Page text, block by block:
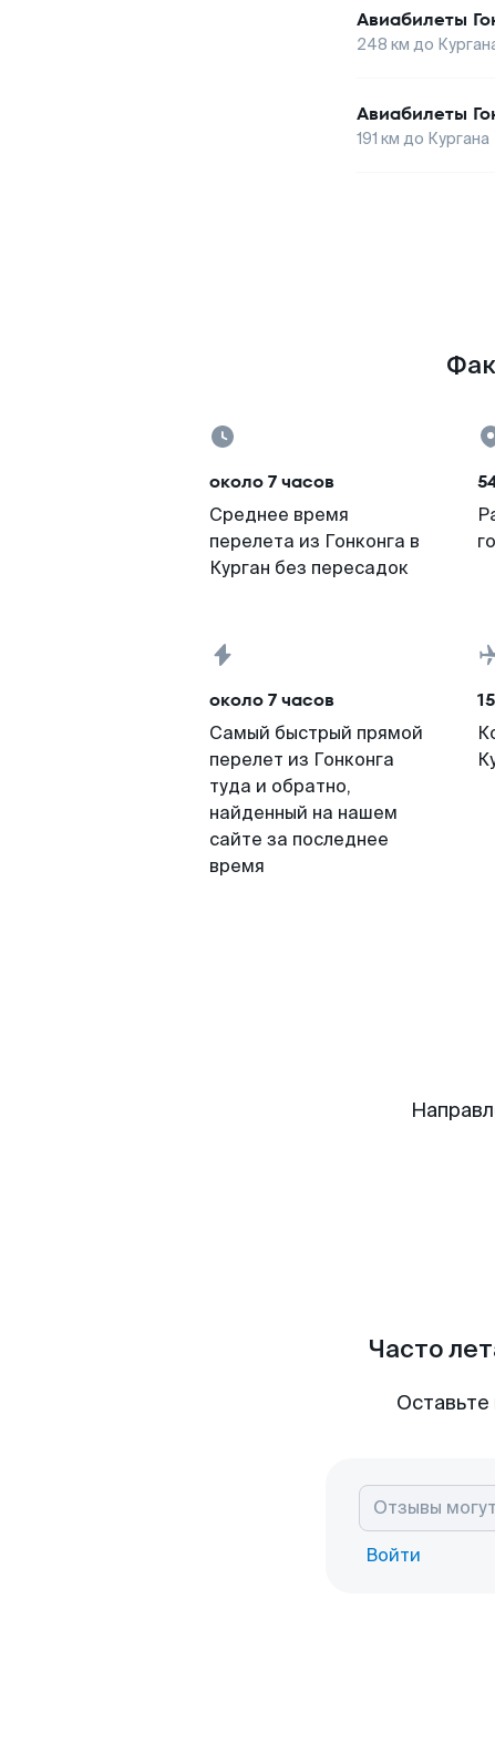
Авиабилеты
248 км до
Авиабилеты
191 км до Кургана
около 7 часов
Среднее время
перелета из Гонконга в
Курган без пересадок
около 7 часов
Самый быстрый прямой
перелет из Гонконга
туда и обратно,
найденный на нашем
сайте за последнее
время
15
Часто
Войти